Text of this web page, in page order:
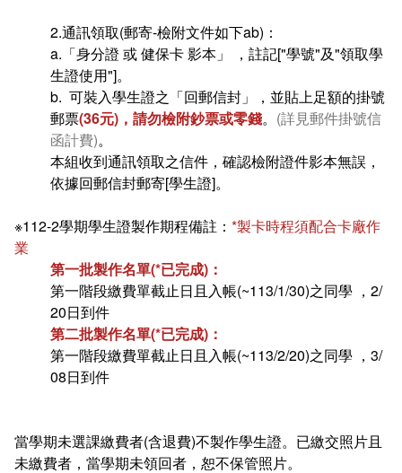
數位學生證換發
校訊電子報
畢業學分配置
專業基礎必修課程
各學系學位授予
2.通訊領取(郵寄-檢附文件如下ab)：
a.「身分證 或 健保卡 影本」 ，註記["學號"及"領取學
生證使用"]。
b. 可裝入學生證之「回郵信封」，並貼上足額的掛號
郵票(36元)，請勿檢附鈔票或零錢。 (詳見郵件掛號信
函計費)。
本組收到通訊領取之信件，確認檢附證件影本無誤，
依據回郵信封郵寄[學生證]。
※112-2學期學生證製作期程備註： *製卡時程須配合卡廠作
業
第一批製作名單(*已完成)：
第一階段繳費單截止日且入帳(~113/1/30)之同學 ，2/
20日到件
第二批製作名單(*已完成)：
第一階段繳費單截止日且入帳(~113/2/20)之同學 ，3/
08日到件
當學期未選課繳費者(含退費)不製作學生證。已繳交照片且
未繳費者，當學期未領回者，恕不保管照片。